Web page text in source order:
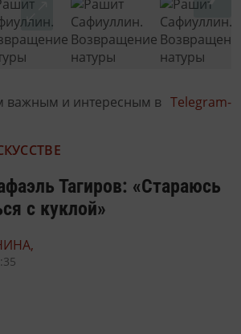
важным и интересным в Telegram-
Тагиров: «Стараюсь
с куклой»